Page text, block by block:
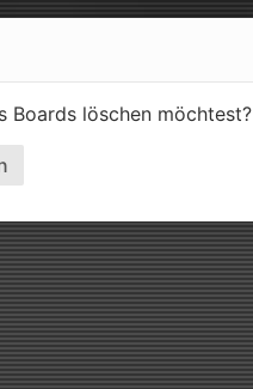
Boards löschen möchtest?